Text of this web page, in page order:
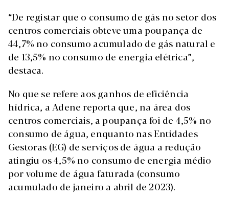
“De registar que o consumo de gás no setor dos
centros comerciais obteve uma poupança de
44,7% no consumo acumulado de gás natural e
de 13,5% no consumo de energia elétrica”,
destaca.
No que se refere aos ganhos de eficiência
hídrica, a Adene reporta que, na área dos
centros comerciais, a poupança foi de 4,5% no
consumo de água, enquanto nas Entidades
Gestoras (EG) de serviços de água a redução
atingiu os 4,5% no consumo de energia médio
por volume de água faturada (consumo
acumulado de janeiro a abril de 2023).